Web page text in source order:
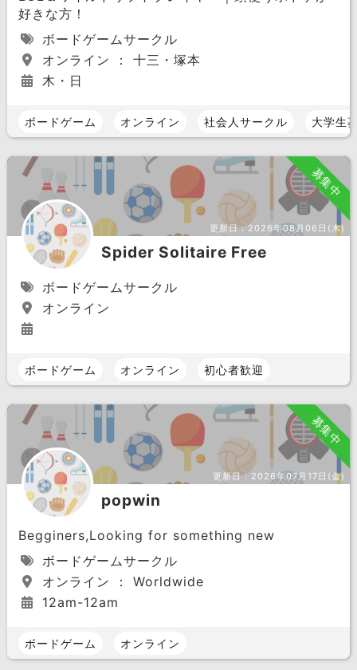
好きな方！
ボードゲームサークル
オンライン ： 十三・塚本
木・日
ボードゲーム オンライン 社会人サークル 大学生
募集中
更新日：2026年08月06日(木)
Spider Solitaire Free
ボードゲームサークル
オンライン
ボードゲーム オンライン 初心者歓迎
募集中
更新日： 2026年07月17日(金)
popwin
Begginers,Looking for something new
ボードゲームサークル
オンライン ： Worldwide
12am-12am
ボードゲーム オンライン